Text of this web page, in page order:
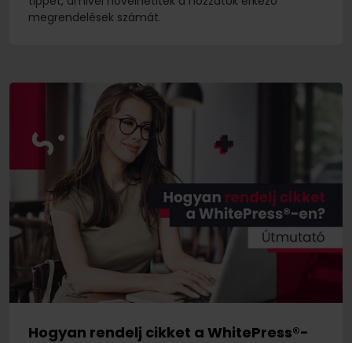
megrendelések számát.
Hogyan rendelj cikket a WhitePress®-